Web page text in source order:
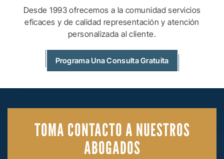
Desde 1993 ofrecemos a la comunidad servicios
eficaces y de calidad representación y atención
personalizada al cliente.
Programa Una Consulta Gratuita
TOMA CONTACTOA NUESTROS
ABOGADOS